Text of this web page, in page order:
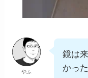
やふ
鏡は
かっ